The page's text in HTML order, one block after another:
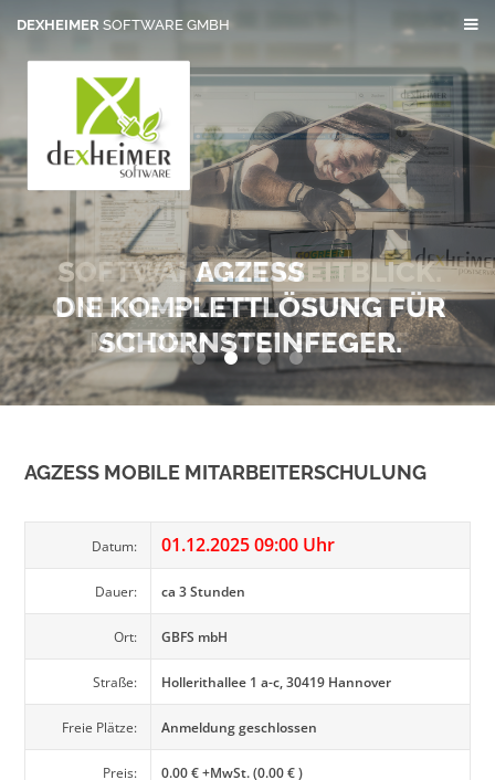
DEXHEIMER SOFTWARE GMBH
AGZESS
DIE KOMPLETTLÖSUNG FÜR
SCHORNSTEINFEGER.
SOFTWARE MIT WEITBLICK.
ONLINE BRIEFE VERSENDEN
MIT DEM POSTSERVICE
0 1 2 3
AGZESS MOBILE MITARBEITERSCHULUNG
Datum: 01.12.2025 09:00 Uhr
Dauer: ca 3 Stunden
Ort: GBFS mbH
Straße: Hollerithallee 1 a-c, 30419 Hannover
Freie Plätze: Anmeldung geschlossen
Preis: 0.00 € +MwSt. (0.00 € )